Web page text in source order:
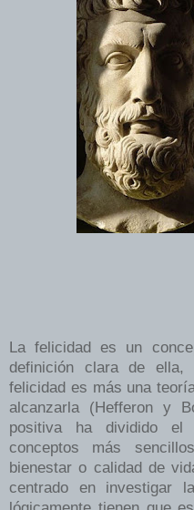
La felicidad es un
definición clara de ella,
felicidad es más una
alcanzarla (Hefferon y
positiva ha dividido el
conceptos más
bienestar o calidad de
centrado en investigar